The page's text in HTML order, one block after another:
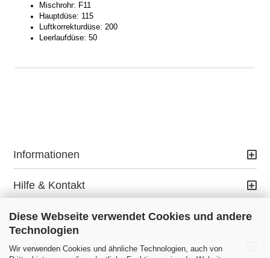
Diese Webseite verwendet Cookies und andere
Technologien
Wir verwenden Cookies und ähnliche Technologien, auch von
Mischrohr: F11
Hauptdüse: 115
Luftkorrekturdüse: 200
Leerlaufdüse: 50
Informationen
Hilfe & Kontakt
Ihr Konto
Kontaktdaten